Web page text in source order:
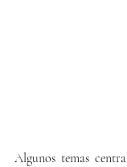
Algunos temas